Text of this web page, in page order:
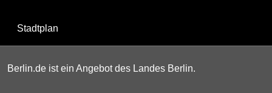
Stadtplan
Berlin.de ist ein Angebot des Landes Berlin.